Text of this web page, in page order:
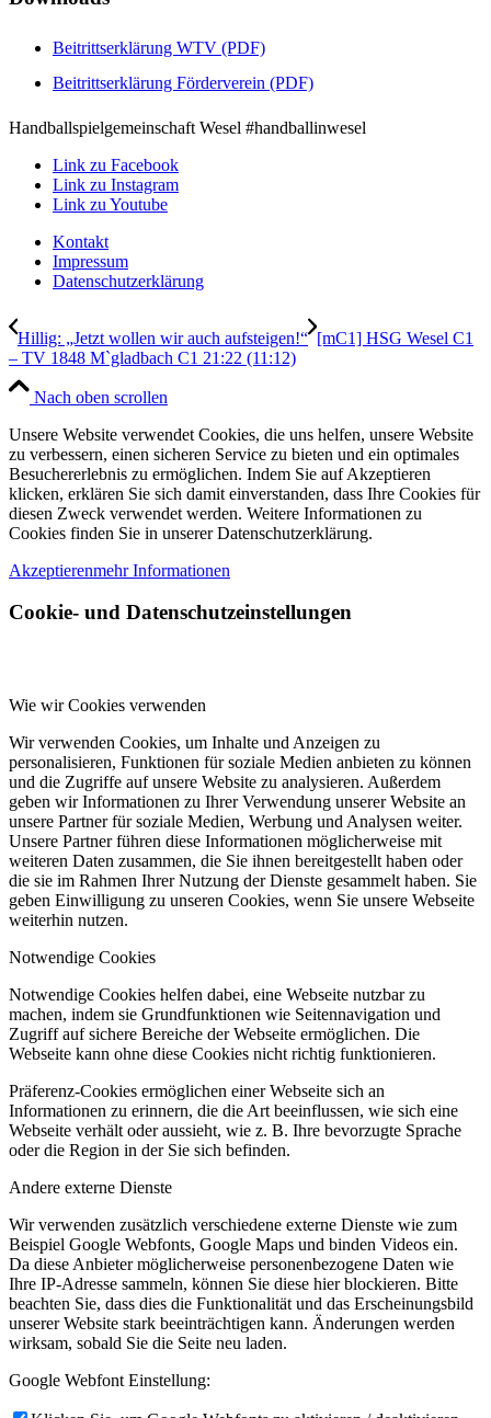
Beitrittserklärung WTV (PDF)
Beitrittserklärung Förderverein (PDF)
Handballspielgemeinschaft Wesel #handballinwesel
Link zu Facebook
Link zu Instagram
Link zu Youtube
Kontakt
Impressum
Datenschutzerklärung
Hillig: „Jetzt wollen wir auch aufsteigen!“ [mC1] HSG Wesel C1
– TV 1848 M`gladbach C1 21:22 (11:12)
Nach oben scrollen
Unsere Website verwendet Cookies, die uns helfen, unsere Website
zu verbessern, einen sicheren Service zu bieten und ein optimales
Besuchererlebnis zu ermöglichen. Indem Sie auf Akzeptieren
klicken, erklären Sie sich damit einverstanden, dass Ihre Cookies für
diesen Zweck verwendet werden. Weitere Informationen zu
Cookies finden Sie in unserer Datenschutzerklärung.
Akzeptierenmehr Informationen
Cookie- und Datenschutzeinstellungen
Wie wir Cookies verwenden
Wir verwenden Cookies, um Inhalte und Anzeigen zu
personalisieren, Funktionen für soziale Medien anbieten zu können
und die Zugriffe auf unsere Website zu analysieren. Außerdem
geben wir Informationen zu Ihrer Verwendung unserer Website an
unsere Partner für soziale Medien, Werbung und Analysen weiter.
Unsere Partner führen diese Informationen möglicherweise mit
weiteren Daten zusammen, die Sie ihnen bereitgestellt haben oder
die sie im Rahmen Ihrer Nutzung der Dienste gesammelt haben. Sie
geben Einwilligung zu unseren Cookies, wenn Sie unsere Webseite
weiterhin nutzen.
Notwendige Cookies
Notwendige Cookies helfen dabei, eine Webseite nutzbar zu
machen, indem sie Grundfunktionen wie Seitennavigation und
Zugriff auf sichere Bereiche der Webseite ermöglichen. Die
Webseite kann ohne diese Cookies nicht richtig funktionieren.
Präferenz-Cookies ermöglichen einer Webseite sich an
Informationen zu erinnern, die die Art beeinflussen, wie sich eine
Webseite verhält oder aussieht, wie z. B. Ihre bevorzugte Sprache
oder die Region in der Sie sich befinden.
Andere externe Dienste
Wir verwenden zusätzlich verschiedene externe Dienste wie zum
Beispiel Google Webfonts, Google Maps und binden Videos ein.
Da diese Anbieter möglicherweise personenbezogene Daten wie
Ihre IP-Adresse sammeln, können Sie diese hier blockieren. Bitte
beachten Sie, dass dies die Funktionalität und das Erscheinungsbild
unserer Website stark beeinträchtigen kann. Änderungen werden
wirksam, sobald Sie die Seite neu laden.
Google Webfont Einstellung: